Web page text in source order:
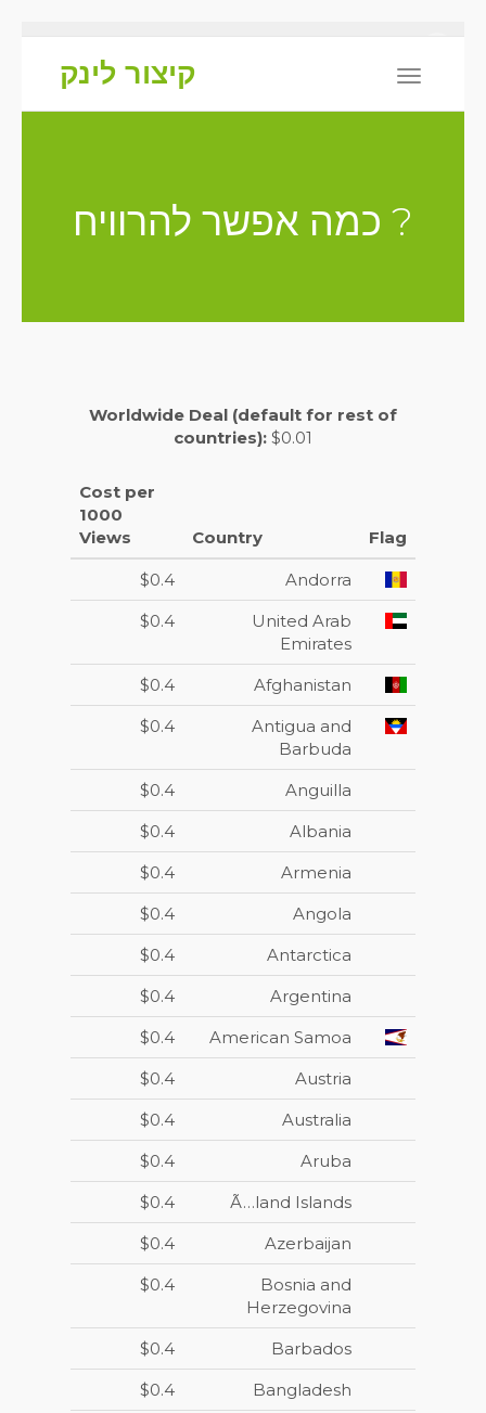
קיצור לינק
Toggle
? כמה אפשר להרוויח
Worldwide Deal (default for rest of
countries): $0.01
Flag
Country
Cost per
1000
Views
Andorra
$0.4
United Arab
Emirates
$0.4
Afghanistan
$0.4
Antigua and
Barbuda
$0.4
Anguilla
$0.4
Albania
$0.4
Armenia
$0.4
Angola
$0.4
Antarctica
$0.4
Argentina
$0.4
American Samoa
$0.4
Austria
$0.4
Australia
$0.4
Aruba
$0.4
Ã…land Islands
$0.4
Azerbaijan
$0.4
Bosnia and
Herzegovina
$0.4
Barbados
$0.4
Bangladesh
$0.4